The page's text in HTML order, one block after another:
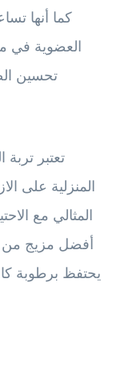
كما أنها
العضوية في
تحسين
تعتبر تربة
المنزلية على
المثالي مع
أفضل مزيج من
يحتفظ برطوبة